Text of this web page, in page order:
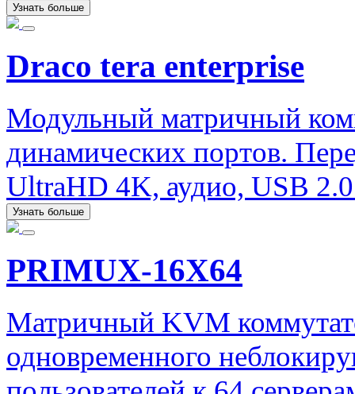
Узнать больше
Draco tera enterprise
Модульный матричный
динамических портов.
UltraHD 4K, аудио, USB
Узнать больше
PRIMUX-16X64
Матричный KVM
одновременного